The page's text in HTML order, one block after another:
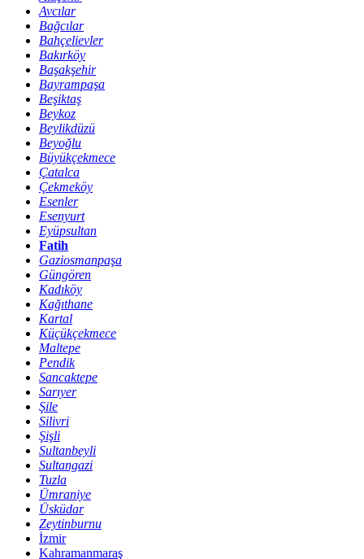
Avcılar
Bağcılar
Bahçelievler
Bakırköy
Başakşehir
Bayrampaşa
Beşiktaş
Beykoz
Beylikdüzü
Beyoğlu
Büyükçekmece
Çatalca
Çekmeköy
Esenler
Esenyurt
Eyüpsultan
Fatih
Gaziosmanpaşa
Güngören
Kadıköy
Kağıthane
Kartal
Küçükçekmece
Maltepe
Pendik
Sancaktepe
Sarıyer
Şile
Silivri
Şişli
Sultanbeyli
Sultangazi
Tuzla
Ümraniye
Üsküdar
Zeytinburnu
İzmir
Kahramanmaraş